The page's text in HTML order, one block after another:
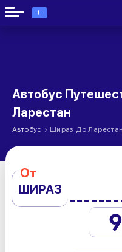
€
Автобус
Ларестан
Автобус › Шираз До Ларестан
От
ШИРАЗ
9